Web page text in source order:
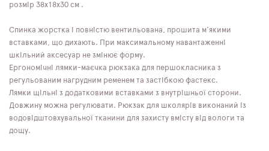
розмір 38х18х30 см .
Спинка жорстка і повністю вентильована, прошита м'якими
вставками, що дихають. При максимальному навантаженні
шкільний аксесуар не змінює форму.
Ергономічні лямки-маєчка рюкзака для першокласника з
регульованим нагрудним ременем та застібкою фастекс.
Лямки щільні з додатковими вставками з внутрішньої сторони.
Довжину можна регулювати. Рюкзак для школярів виконаний із
водовідштовхувальної тканини для захисту вмісту від вологи та
дощу.